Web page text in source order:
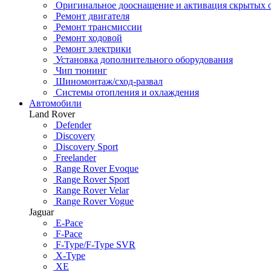
Оригинальное дооснащение и активация скрытых
Ремонт двигателя
Ремонт трансмиссии
Ремонт ходовой
Ремонт электрики
Установка дополнительного оборудования
Чип тюнинг
Шиномонтаж/сход-развал
Системы отопления и охлаждения
Автомобили
Land Rover
Defender
Discovery
Discovery Sport
Freelander
Range Rover Evoque
Range Rover Sport
Range Rover Velar
Range Rover Vogue
Jaguar
E-Pace
F-Pace
F-Type/F-Type SVR
X-Type
XE